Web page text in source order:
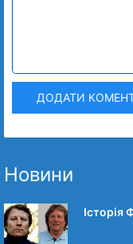
ДОДАТИ
Новини
Історія